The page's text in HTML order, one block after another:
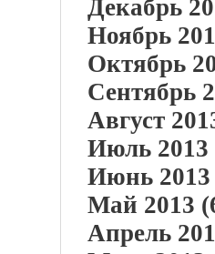
Декабрь
Ноябрь
Октябрь
Сентябрь
Август
Июль 2013
Июнь 2013
Май 2013
Апрель